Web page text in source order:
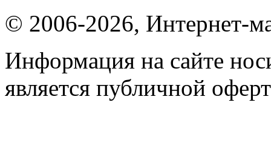
© 2006-2026, Интернет-
Информация на сайте
является публичной